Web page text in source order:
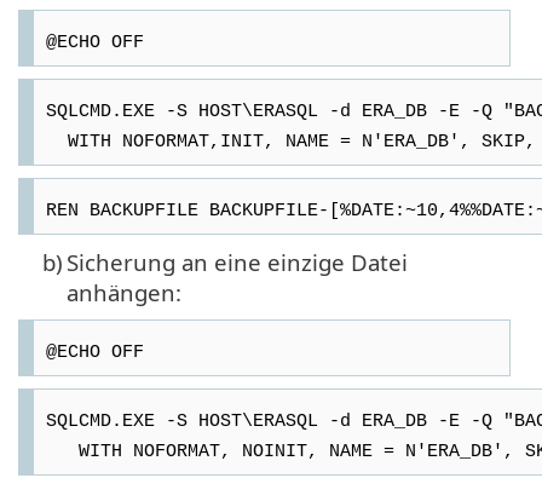
@ECHO OFF
SQLCMD.EXE -S HOST\ERASQL -d ERA_DB -E -Q
WITH NOFORMAT,INIT, NAME = N'ERA_DB', SKIP,
REN BACKUPFILE BACKUPFILE-
b) Sicherung an eine einzige Datei
anhängen:
@ECHO OFF
SQLCMD.EXE -S HOST\ERASQL -d ERA_DB -E -Q
WITH NOFORMAT, NOINIT, NAME = N'ERA_DB',